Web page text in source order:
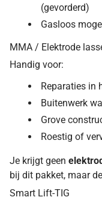
(gevorderd)
Gasloos
MMA / Elektrode
Handig voor:
Reparaties in
Buitenwerk
Grove
Roestig of
Je krijgt geen
bij dit pakket, maar
Smart Lift-TIG